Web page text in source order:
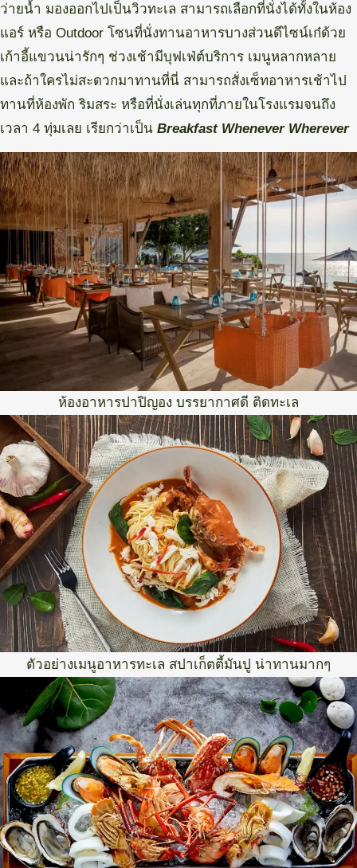
ว่ายน้ำ มองออกไปเป็นวิวทะเล สามารถเลือกที่นั่งได้ทั้งในห้อง
แอร์ หรือ Outdoor โซนที่นั่งทานอาหารบางส่วนดีไซน์เก๋ด้วย
เก้าอี้แขวนน่ารักๆ ช่วงเช้ามีบุฟเฟ่ต์บริการ เมนูหลากหลาย
และถ้าใครไม่สะดวกมาทานที่นี่ สามารถสั่งเซ็ทอาหารเช้าไป
ทานที่ห้องพัก ริมสระ หรือที่นั่งเล่นทุกที่ภายในโรงแรมจนถึง
เวลา 4 ทุ่มเลย เรียกว่าเป็น Breakfast Whenever Wherever
ห้องอาหารปาปิญอง บรรยากาศดี ติดทะเล
ตัวอย่างเมนูอาหารทะเล สปาเก็ตตี้มันปู น่าทานมากๆ